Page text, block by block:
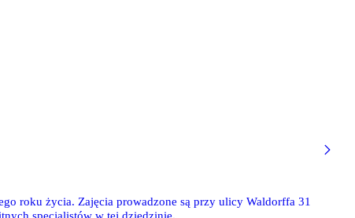
roku życia. Zajęcia prowadzone są przy ulicy Waldorffa 31